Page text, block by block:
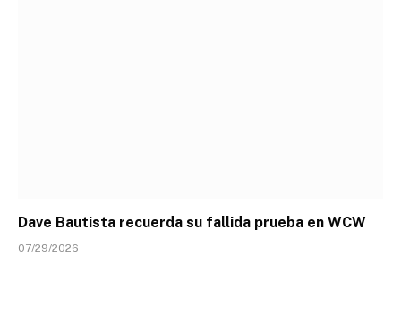
Dave Bautista recuerda su fallida prueba en WCW
07/29/2026